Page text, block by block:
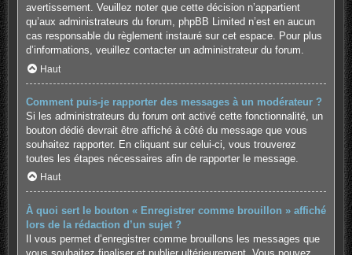
avertissement. Veuillez noter que cette décision n’appartient
qu’aux administrateurs du forum, phpBB Limited n’est en aucun
cas responsable du règlement instauré sur cet espace. Pour plus
d’informations, veuillez contacter un administrateur du forum.
Haut
Comment puis-je rapporter des messages à un modérateur ?
Si les administrateurs du forum ont activé cette fonctionnalité, un
bouton dédié devrait être affiché à côté du message que vous
souhaitez rapporter. En cliquant sur celui-ci, vous trouverez
toutes les étapes nécessaires afin de rapporter le message.
Haut
À quoi sert le bouton « Enregistrer comme brouillon » affiché
lors de la rédaction d’un sujet ?
Il vous permet d’enregistrer comme brouillons les messages que